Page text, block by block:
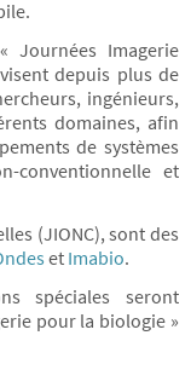
Journées Imagerie
depuis plus de
ingénieurs,
domaines, afin
de systèmes
conventionnelle et
(JIONC), sont des
et Imabio.
spéciales seront
pour la biologie »